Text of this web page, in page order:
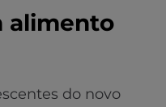
alimento
do novo